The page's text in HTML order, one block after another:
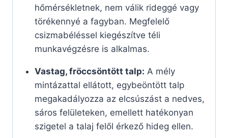
hőmérsékletnek, nem válik rideggé vagy
törékennyé a fagyban. Megfelelő
csizmabéléssel kiegészítve téli
munkavégzésre is alkalmas.
Vastag, fröccsöntött talp: A mély
mintázattal ellátott, egybeöntött talp
megakadályozza az elcsúszást a nedves,
sáros felületeken, emellett hatékonyan
szigetel a talaj felől érkező hideg ellen.